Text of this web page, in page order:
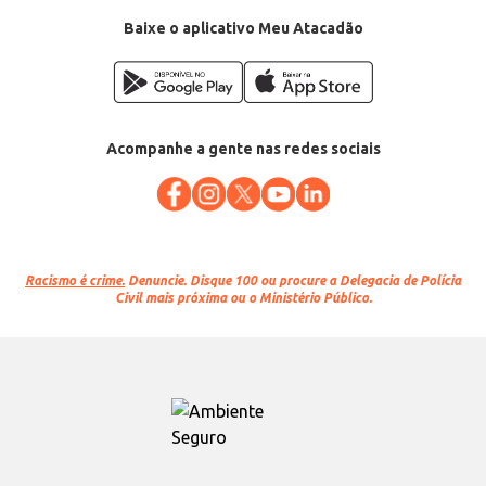
Baixe o aplicativo Meu Atacadão
Acompanhe a gente nas redes sociais
Racismo é crime. Denuncie. Disque 100 ou procure a Delegacia de Polícia
Civil mais próxima ou o Ministério Público.